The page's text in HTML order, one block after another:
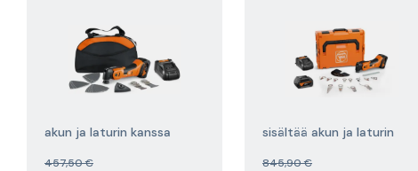
akun ja laturin kanssa
457,50 €
sisältää akun ja laturin
845,90 €